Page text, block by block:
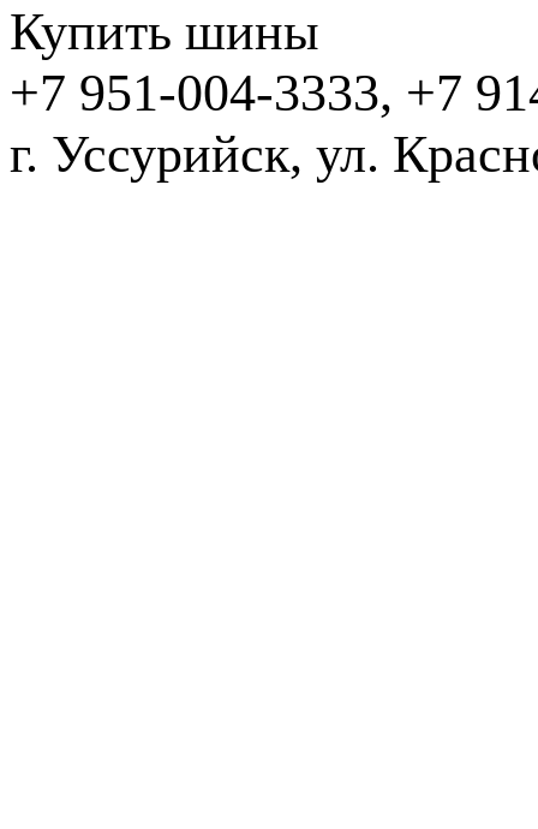
Купить шины
+7 951-004-3333, +7
г. Уссурийск,